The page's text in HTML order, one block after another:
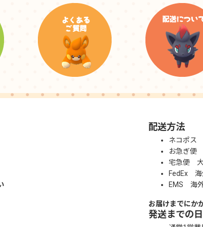
配送方法
ネコポス
お急ぎ便
宅急便 大
FedEx 海
EMS 海
お届けまでにか
発送までの